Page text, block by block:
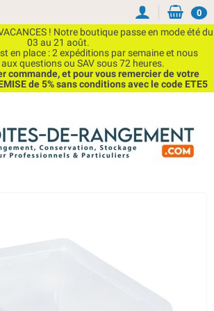
! Notre boutique passe en mode été du
03 au 21 août.
en place : 2 expéditions par semaine et nous
questions ou SAV sous 72 heures.
commande, et pour vous remercier de votre
de 5% sans conditions avec le code ETE5
0